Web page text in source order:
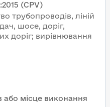
(CPV)
трубопроводів, ліній
шосе, доріг,
доріг; вирівнювання
або місце виконання